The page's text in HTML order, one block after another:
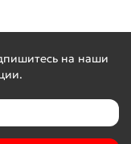
на наши